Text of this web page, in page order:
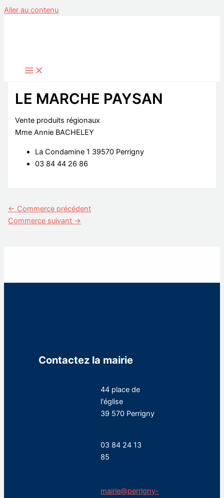
Aller au contenu
LE MARCHE PAYSAN
Vente produits régionaux
Mme Annie BACHELEY
La Condamine 1 39570 Perrigny
03 84 44 26 86
← Commerce précédent
Commerce suivant →
Contactez la mairie
44 place de
l'église
39 570 Perrigny
03 84 24 13
85
mairie@perrigny-